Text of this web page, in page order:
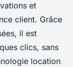
et
client. Grâce
il est
clics, sans
location